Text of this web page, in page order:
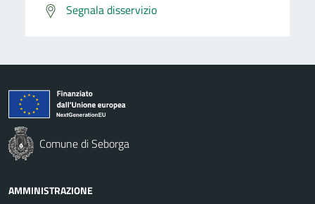
Segnala disservizio
Comune di Seborga
AMMINISTRAZIONE